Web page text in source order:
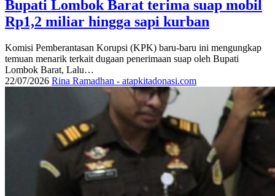
Bupati Lombok Barat terima suap mobil
Rp1,2 miliar hingga sapi kurban
Komisi Pemberantasan Korupsi (KPK) baru-baru ini mengungkap
temuan menarik terkait dugaan penerimaan suap oleh Bupati
Lombok Barat, Lalu…
22/07/2026 Rina Ramadhan - atapkitadonasi.com